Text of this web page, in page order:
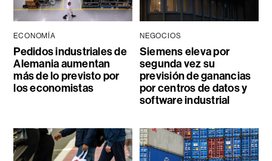
ECONOMÍA
Pedidos industriales de
Alemania aumentan
más de lo previsto por
los economistas
NEGOCIOS
Siemens eleva por
segunda vez su
previsión de ganancias
por centros de datos y
software industrial